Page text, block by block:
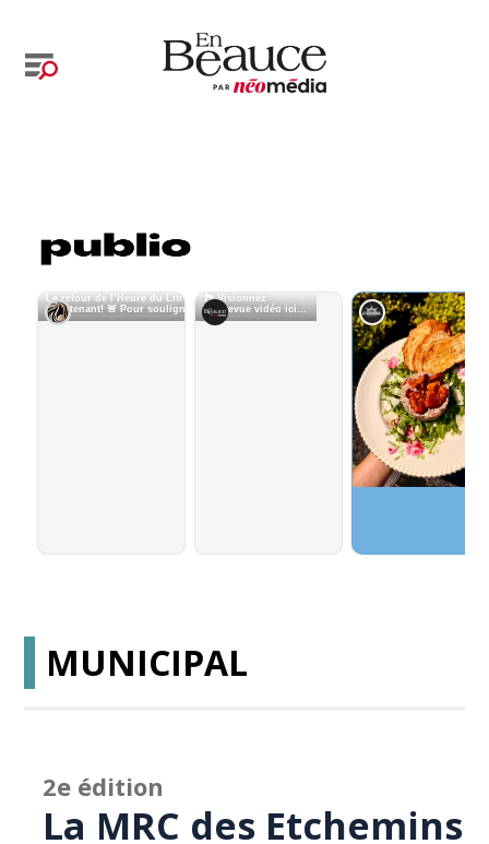
MUNICIPAL
2e édition
La MRC des Etchemins